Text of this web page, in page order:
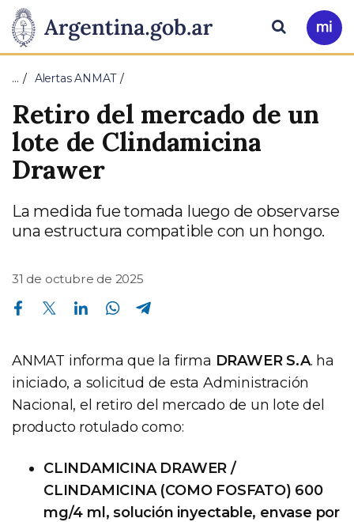
Presidencia
de
la
Nación
Pasar al contenido principal
Ir
a
Buscar
… Alertas ANMAT
Retiro del mercado de un
lote de Clindamicina
Drawer
La medida fue tomada luego de observarse
una estructura compatible con un hongo.
31 de octubre de 2025
Compartir en Facebook Compartir en Twitter Compartir en Linkedin Compartir en Whatsapp
ANMAT informa que la firma DRAWER S.A. ha
iniciado, a solicitud de esta Administración
Nacional, el retiro del mercado de un lote del
producto rotulado como:
CLINDAMICINA DRAWER /
CLINDAMICINA (COMO FOSFATO) 600
mg/4 ml, solución inyectable, envase por